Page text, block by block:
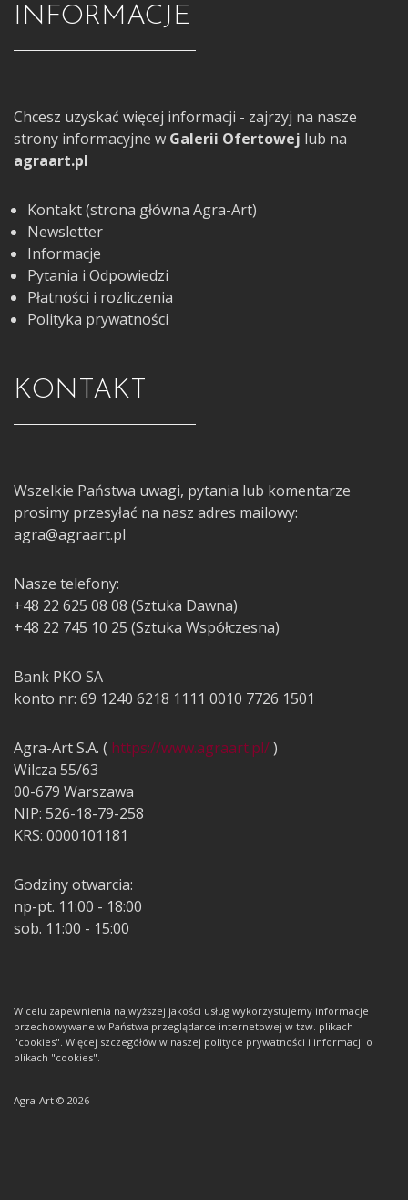
INFORMACJE
Chcesz uzyskać więcej informacji - zajrzyj na nasze
strony informacyjne w Galerii Ofertowej lub na
agraart.pl
Kontakt (strona główna Agra-Art)
Newsletter
Informacje
Pytania i Odpowiedzi
Płatności i rozliczenia
Polityka prywatności
KONTAKT
Wszelkie Państwa uwagi, pytania lub komentarze
prosimy przesyłać na nasz adres mailowy:
agra@agraart.pl
Nasze telefony:
+48 22 625 08 08 (Sztuka Dawna)
+48 22 745 10 25 (Sztuka Współczesna)
Bank PKO SA
konto nr: 69 1240 6218 1111 0010 7726 1501
Agra-Art S.A. ( https://www.agraart.pl/)
Wilcza 55/63
00-679 Warszawa
NIP: 526-18-79-258
KRS: 0000101181
Godziny otwarcia:
np-pt. 11:00 - 18:00
sob. 11:00 - 15:00
W celu zapewnienia najwyższej jakości usług wykorzystujemy informacje
przechowywane w Państwa przeglądarce internetowej w tzw. plikach
"cookies". Więcej szczegółów w naszej polityce prywatności i informacji o
plikach "cookies".
Agra-Art © 2026